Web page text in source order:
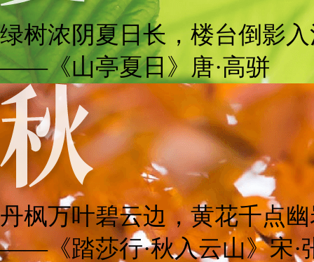
绿树浓阴夏日长，楼台倒影
——《山亭夏日》唐·高骈
丹枫万叶碧云边，黄花千点
——《踏莎行·秋入云山》宋·